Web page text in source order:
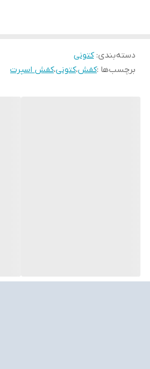
دسته‌بندی:کتونی
برچسب‌ها :کفش،کتونی،کفش اسپرت